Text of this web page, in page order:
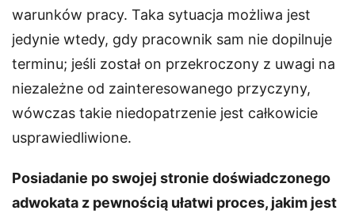
warunków pracy. Taka sytuacja możliwa jest
jedynie wtedy, gdy pracownik sam nie dopilnuje
terminu; jeśli został on przekroczony z uwagi na
niezależne od zainteresowanego przyczyny,
wówczas takie niedopatrzenie jest całkowicie
usprawiedliwione.
Posiadanie po swojej stronie doświadczonego
adwokata z pewnością ułatwi proces, jakim jest